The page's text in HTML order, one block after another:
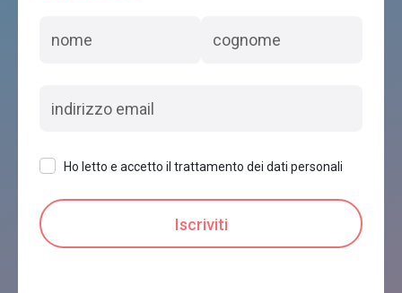
Ho letto e accetto il trattamento dei dati personali